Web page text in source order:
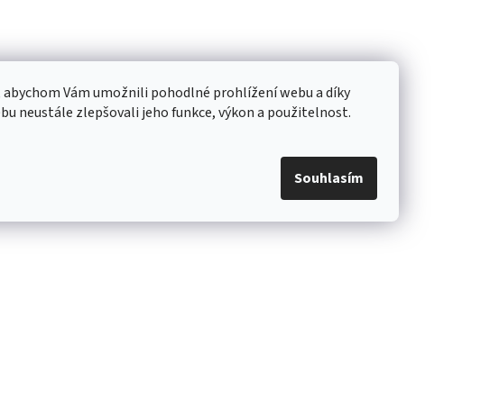
abychom Vám umožnili pohodlné prohlížení webu a díky
neustále zlepšovali jeho funkce, výkon a použitelnost.
Souhlasím